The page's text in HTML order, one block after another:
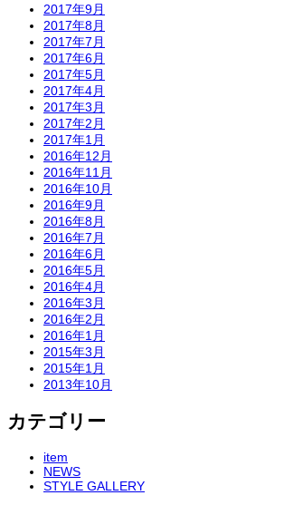
2017年9月
2017年8月
2017年7月
2017年6月
2017年5月
2017年4月
2017年3月
2017年2月
2017年1月
2016年12月
2016年11月
2016年10月
2016年9月
2016年8月
2016年7月
2016年6月
2016年5月
2016年4月
2016年3月
2016年2月
2016年1月
2015年3月
2015年1月
2013年10月
カテゴリー
item
NEWS
STYLE GALLERY